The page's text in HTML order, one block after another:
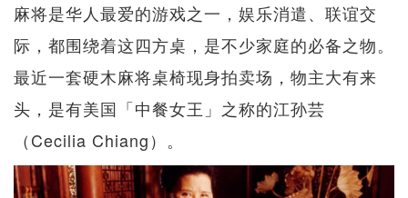
麻将是华人最爱的游戏之一，娱乐消遣、联谊交
际，都围绕着这四方桌，是不少家庭的必备之物。
最近一套硬木麻将桌椅现身拍卖场，物主大有来
头，是有美国「中餐女王」之称的江孙芸
（Cecilia Chiang）。